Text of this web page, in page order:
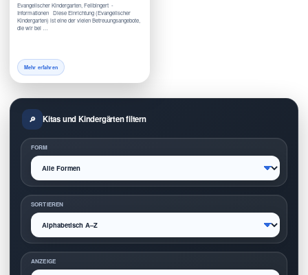
Evangelischer Kindergarten, Feilbingert -
Informationen Diese Einrichtung (Evangelischer
Kindergarten) ist eine der vielen Betreuungsangebote,
die wir bei …
Mehr erfahren
Kitas und Kindergärten filtern
FORM
SORTIEREN
ANZEIGE